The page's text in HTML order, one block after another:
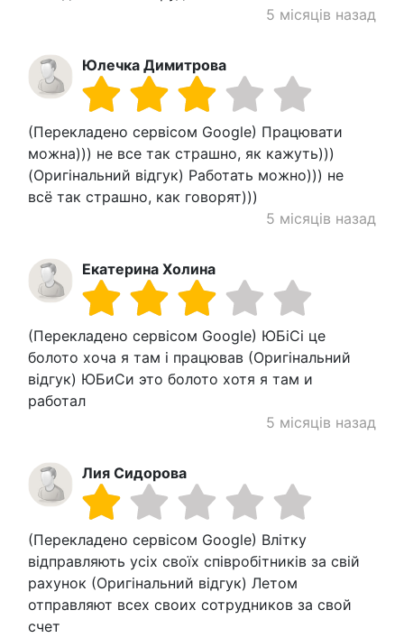
5 місяців назад
Юлечка Димитрова
(Перекладено сервісом Google) Працювати
можна))) не все так страшно, як кажуть)))
(Оригінальний відгук) Работать можно))) не
всё так страшно, как говорят)))
5 місяців назад
Екатерина Холина
(Перекладено сервісом Google) ЮБіСі це
болото хоча я там і працював (Оригінальний
відгук) ЮБиСи это болото хотя я там и
работал
5 місяців назад
Лия Сидорова
(Перекладено сервісом Google) Влітку
відправляють усіх своїх співробітників за свій
рахунок (Оригінальний відгук) Летом
отправляют всех своих сотрудников за свой
счет